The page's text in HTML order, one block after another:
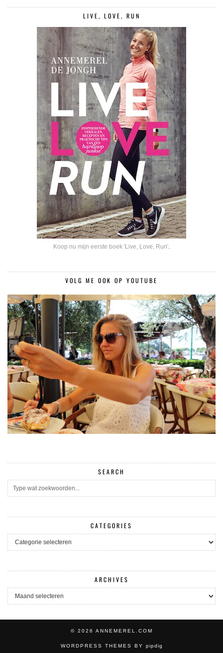
LIVE, LOVE, RUN
Koop nu mijn eerste boek 'Live, Love, Run'.
VOLG ME OOK OP YOUTUBE
SEARCH
CATEGORIES
CATEGORIES
ARCHIVES
ARCHIVES
© 2026 ANNEMEREL.COM
WORDPRESS THEMES BY pipdig